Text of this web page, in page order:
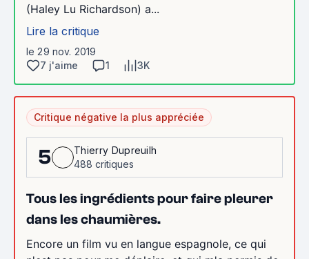
(Haley Lu Richardson) a...
Lire la critique
le 29 nov. 2019
7 j'aime
1 3K
Critique négative la plus appréciée
5
Thierry Dupreuilh
488 critiques
Tous les ingrédients pour faire pleurer
dans les chaumières.
Encore un film vu en langue espagnole, ce qui